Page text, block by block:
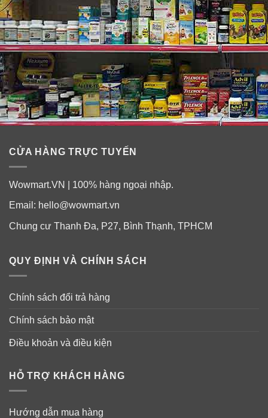
CỬA HÀNG TRỰC TUYẾN
Wowmart.VN | 100% hàng ngoại nhập.
Email: hello@wowmart.vn
Chung cư Thanh Đa, P27, Bình Thạnh, TPHCM
QUY ĐỊNH VÀ CHÍNH SÁCH
Chính sách đổi trả hàng
Chính sách bảo mật
Điều khoản và điều kiện
HỖ TRỢ KHÁCH HÀNG
Hướng dẫn mua hàng